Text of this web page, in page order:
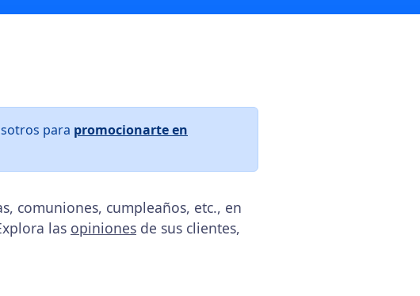
para promocionarte en
comuniones, cumpleaños, etc., en
las opiniones de sus clientes,